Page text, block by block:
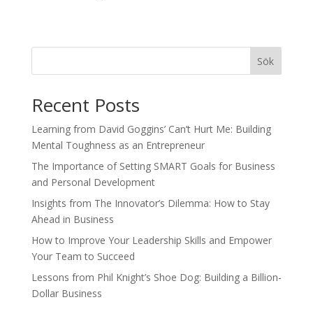
Sök
Recent Posts
Learning from David Goggins’ Can’t Hurt Me: Building
Mental Toughness as an Entrepreneur
The Importance of Setting SMART Goals for Business
and Personal Development
Insights from The Innovator’s Dilemma: How to Stay
Ahead in Business
How to Improve Your Leadership Skills and Empower
Your Team to Succeed
Lessons from Phil Knight’s Shoe Dog: Building a Billion-
Dollar Business